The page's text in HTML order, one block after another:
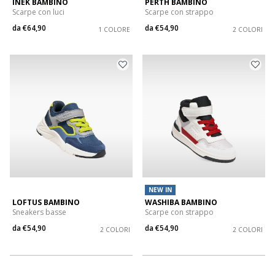
INEK BAMBINO
Scarpe con luci
da€64,90 1 COLORE
PERTH BAMBINO
Scarpe con strappo
da€54,90 2 COLORI
LOFTUS BAMBINO
Sneakers basse
da€54,90 2 COLORI
NEW IN
WASHIBA BAMBINO
Scarpe con strappo
da€54,90 2 COLORI